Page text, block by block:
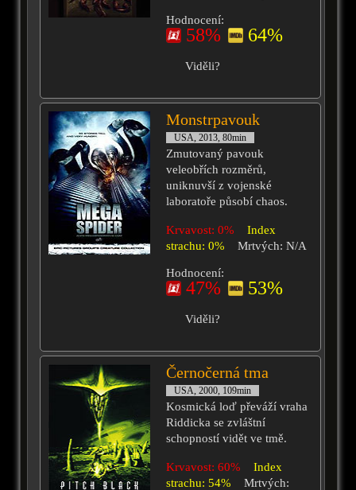
Hodnocení:
58% 64%
Viděli?
Monstrpavouk
USA, 2013, 80min
Zmutovaný pavouk
veleobřích rozměrů,
uniknuvší z vojenské
laboratoře působí chaos.
Krvavost: 0%
Index
strachu: 0%
Mrtvých: N/A
Hodnocení:
47% 53%
Viděli?
Černočerná tma
USA, 2000, 109min
Kosmická loď převáží vraha
Riddicka se zvláštní
schopností vidět ve tmě.
Krvavost: 60%
Index
strachu: 54%
Mrtvých: